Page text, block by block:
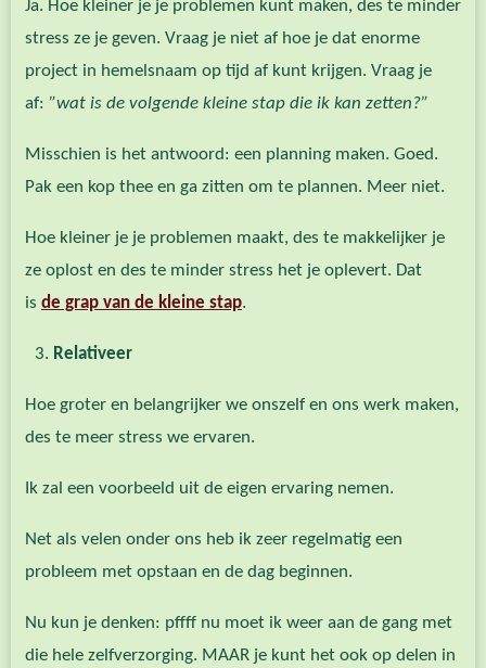
Ja. Hoe kleiner je je problemen kunt maken, des te minder
stress ze je geven. Vraag je niet af hoe je dat enorme
project in hemelsnaam op tijd af kunt krijgen. Vraag je
af: ”wat is de volgende kleine stap die ik kan zetten?”
Misschien is het antwoord: een planning maken. Goed.
Pak een kop thee en ga zitten om te plannen. Meer niet.
Hoe kleiner je je problemen maakt, des te makkelijker je
ze oplost en des te minder stress het je oplevert. Dat
is de grap van de kleine stap.
Relativeer
Hoe groter en belangrijker we onszelf en ons werk maken,
des te meer stress we ervaren.
Ik zal een voorbeeld uit de eigen ervaring nemen.
Net als velen onder ons heb ik zeer regelmatig een
probleem met opstaan en de dag beginnen.
Nu kun je denken: pffff nu moet ik weer aan de gang met
die hele zelfverzorging. MAAR je kunt het ook op delen in